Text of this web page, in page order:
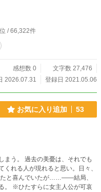
位 / 66,322件
感想数 0
文字数 27,476
2026.07.31
登録日 2021.05.06
お気に入り追加 53
それでも
れる人が現れると思い。日々、
たと喜んでいたが……――結局、
哀